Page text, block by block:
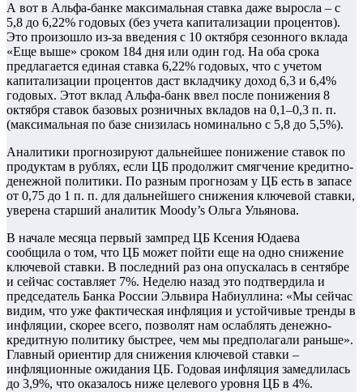
А вот в Альфа-банке максимальная ставка даже выросла – с
5,8 до 6,22% годовых (без учета капитализации процентов).
Это произошло из-за введения с 10 октября сезонного вклада
«Еще выше» сроком 184 дня или один год. На оба срока
предлагается единая ставка 6,22% годовых, что с учетом
капитализации процентов даст вкладчику доход 6,3 и 6,4%
годовых. Этот вклад Альфа-банк ввел после понижения 8
октября ставок базовых розничных вкладов на 0,1–0,3 п. п.
(максимальная по базе снизилась номинально с 5,8 до 5,5%).
Аналитики прогнозируют дальнейшее понижение ставок по
продуктам в рублях, если ЦБ продолжит смягчение кредитно-
денежной политики. По разным прогнозам у ЦБ есть в запасе
от 0,75 до 1 п. п. для дальнейшего снижения ключевой ставки,
уверена старший аналитик Moody’s Ольга Ульянова.
В начале месяца первый зампред ЦБ Ксения Юдаева
сообщила о том, что ЦБ может пойти еще на одно снижение
ключевой ставки. В последний раз она опускалась в сентябре
и сейчас составляет 7%. Неделю назад это подтвердила и
председатель Банка России Эльвира Набиуллина: «Мы сейчас
видим, что уже фактическая инфляция и устойчивые тренды в
инфляции, скорее всего, позволят нам ослаблять денежно-
кредитную политику быстрее, чем мы предполагали раньше».
Главный ориентир для снижения ключевой ставки –
инфляционные ожидания ЦБ. Годовая инфляция замедлилась
до 3,9%, что оказалось ниже целевого уровня ЦБ в 4%.